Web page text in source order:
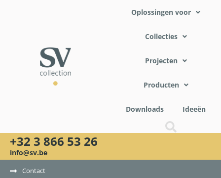
Oplossingen voor
Collecties
Projecten
Producten
Downloads Ideeën
+32 3 866 53 26
info@sv.be
Contact